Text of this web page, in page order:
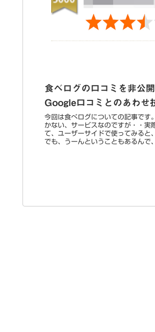
食べログの口コミを非公開
Google口コミとのあわせ
今回は食べログについての記事です
かない、サービスなのですが・・実
て、ユーザーサイドで使ってみると
でも、うーんということもあるんで